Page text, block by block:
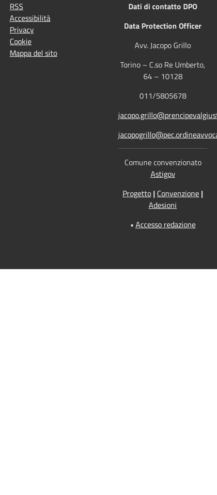
RSS
Accessibilità
Privacy
Cookie
Mappa del sito
Dati di contatto DPO
Data Protection Officer
Avv. Jacopo Grillo
Torino – C.so Re Umberto,
64 – 10128
011/5805678
Comune convenzionato
Astigov
Progetto | Convenzione |
Adesioni
• Accesso redazione